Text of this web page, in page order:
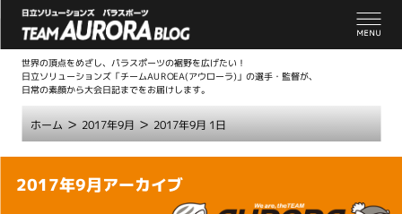
世界の頂点をめざし、パラスポーツの裾野を広げたい！
日立ソリューションズ「チームAUROEA(アウローラ)」の選手・監督が、
日常の素顔から大会日記までをお届けします。
ホーム > 2017年9月 > 2017年9月 1日
2017年9月アーカイブ